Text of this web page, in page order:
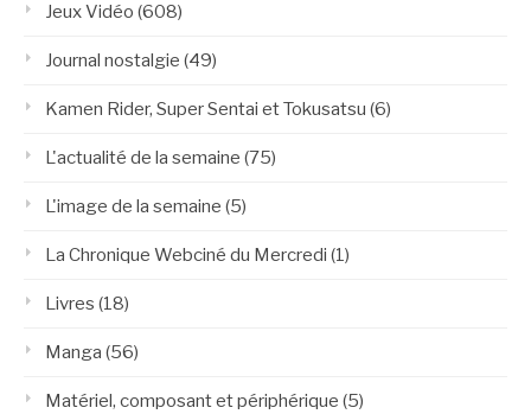
Jeux Vidéo (608)
Journal nostalgie (49)
Kamen Rider, Super Sentai et Tokusatsu (6)
L'actualité de la semaine (75)
L'image de la semaine (5)
La Chronique Webciné du Mercredi (1)
Livres (18)
Manga (56)
Matériel, composant et périphérique (5)